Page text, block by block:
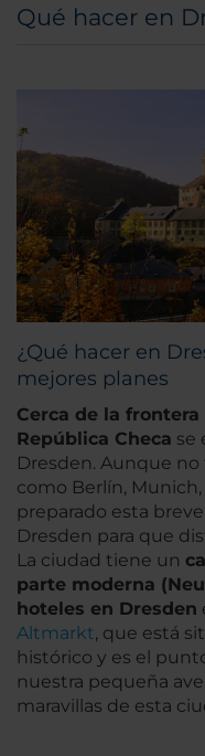
Qué hacer en
¿Qué hacer en
mejores planes
Cerca de la
República Checa se
Dresden. Aunque
como Berlín,
preparado esta
Dresden para que
La ciudad tiene un
parte moderna
hoteles en Dresden
Altmarkt, que está
histórico y es el
nuestra pequeña
maravillas de esta